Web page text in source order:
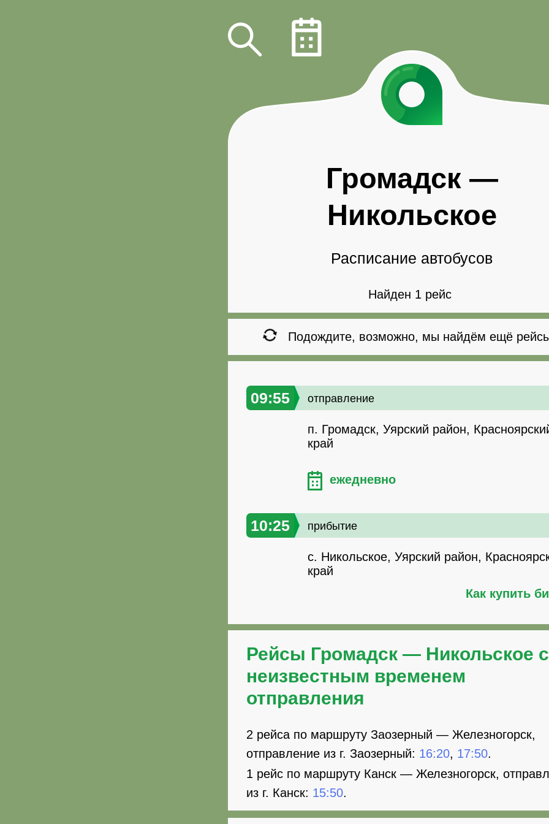
Громадск —
Никольское
Расписание автобусов
Найден 1 рейс
Подождите, возможно, мы найдём ещё
09:55 отправление
п. Громадск, Уярский район,
край
ежедневно
10:25 прибытие
с. Никольское, Уярский район,
край
Как купить
Рейсы Громадск — Никольское с
неизвестным временем
отправления
2 рейса по маршруту Заозерный — Железногорск,
отправление из г. Заозерный: 16:20, 17:50.
1 рейс по маршруту Канск — Железногорск,
из г. Канск: 15:50.